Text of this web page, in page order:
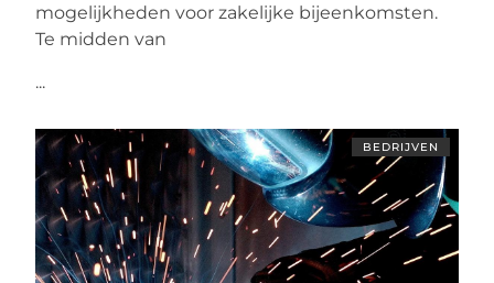
mogelijkheden voor zakelijke bijeenkomsten.
Te midden van
...
BEDRIJVEN